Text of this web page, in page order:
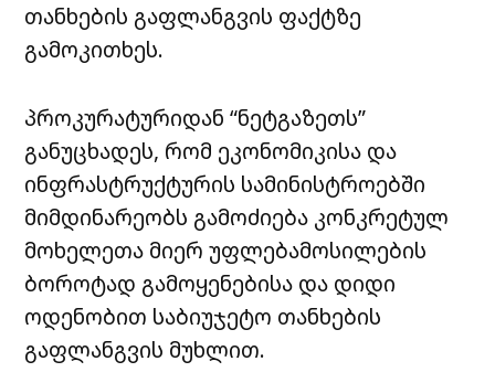
თანხების გაფლანგვის ფაქტზე
გამოკითხეს.
პროკურატურიდან “ნეტგაზეთს”
განუცხადეს, რომ ეკონომიკისა და
ინფრასტრუქტურის სამინისტროებში
მიმდინარეობს გამოძიება კონკრეტულ
მოხელეთა მიერ უფლებამოსილების
ბოროტად გამოყენებისა და დიდი
ოდენობით საბიუჯეტო თანხების
გაფლანგვის მუხლით.